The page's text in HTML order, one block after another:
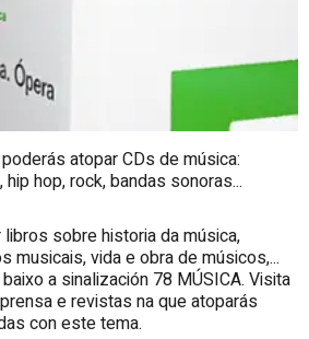
atopar CDs de música:
hop, rock, bandas sonoras...
sobre historia da música,
musicais, vida e obra de músicos,...
a sinalización 78 MÚSICA. Visita
e revistas na que atoparás
con este tema.